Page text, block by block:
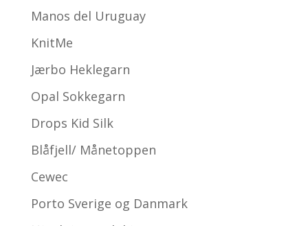
Manos del Uruguay
KnitMe
Jærbo Heklegarn
Opal Sokkegarn
Drops Kid Silk
Blåfjell/ Månetoppen
Cewec
Porto Sverige og Danmark